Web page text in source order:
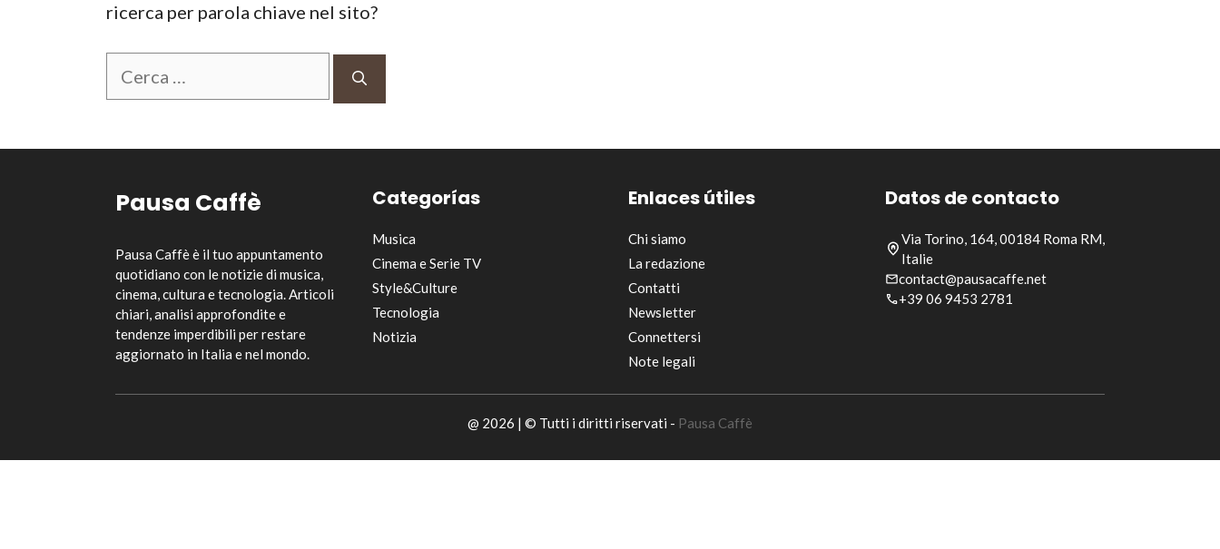
ricerca per parola chiave nel sito?
Ricerca
Pausa Caffè
Pausa Caffè è il tuo appuntamento
quotidiano con le notizie di musica,
cinema, cultura e tecnologia. Articoli
chiari, analisi approfondite e
tendenze imperdibili per restare
aggiornato in Italia e nel mondo.
Categorías
Musica
Cinema e Serie TV
Style&Culture
Tecnologia
Notizia
Enlaces útiles
Chi siamo
La redazione
Contatti
Newsletter
Connettersi
Note legali
Datos de contacto
Via Torino, 164, 00184 Roma RM,
Italie
contact@pausacaffe.net
+39 06 9453 2781
@ 2026 | © Tutti i diritti riservati - Pausa Caffè